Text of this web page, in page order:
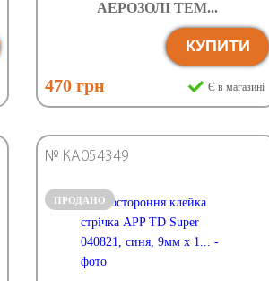
АЕРОЗОЛІ ТЕМ...
470 грн
КУПИТИ
Є в магазині
ПРОДАНО
№ КА054349